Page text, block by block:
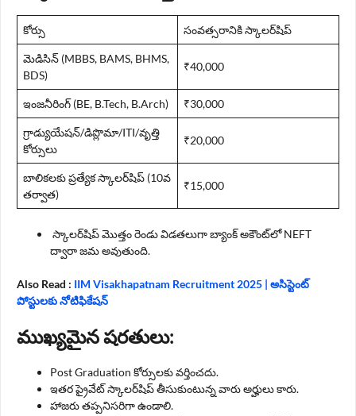
కోర్సు సంవత్సరానికి స్కాలర్‌షిప్
మెడిసిన్ (MBBS, BAMS, BHMS,
BDS)
₹40,000
ఇంజనీరింగ్ (BE, B.Tech, B.Arch) ₹30,000
గ్రాడ్యుయేషన్/డిప్లొమా/ITI/వృత్తి
కోర్సులు
₹20,000
బాలికలకు ప్రత్యేక స్కాలర్‌షిప్ (10వ
తర్వాత)
₹15,000
స్కాలర్‌షిప్ మొత్తం రెండు విడతలుగా బ్యాంక్ అకౌంట్‌లో NEFT
ద్వారా జమ అవుతుంది.
Also Read : IIM Visakhapatnam Recruitment 2025 | అసిస్టెంట్
పోస్టులకు నోటిఫికేషన్
ముఖ్యమైన షరతులు:
Post Graduation కోర్సులకు వర్తించదు.
ఇతర ప్రైవేట్ స్కాలర్‌షిప్ తీసుకుంటున్న వారు అర్హులు కారు.
హాజరు తప్పనిసరిగా ఉండాలి.